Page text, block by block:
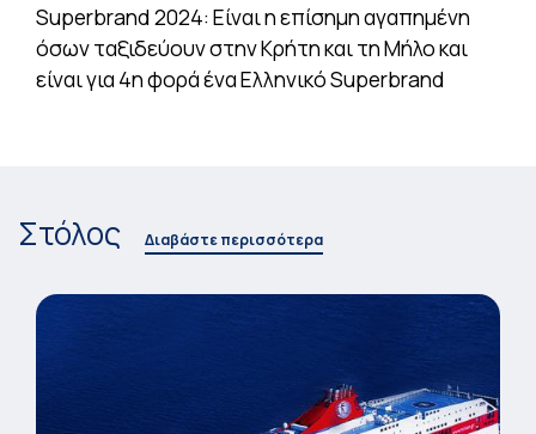
Superbrand 2024: Είναι η επίσημη αγαπημένη
όσων ταξιδεύουν στην Κρήτη και τη Μήλο και
είναι για 4η φορά ένα Ελληνικό Superbrand
Στόλος Διαβάστε περισσότερα